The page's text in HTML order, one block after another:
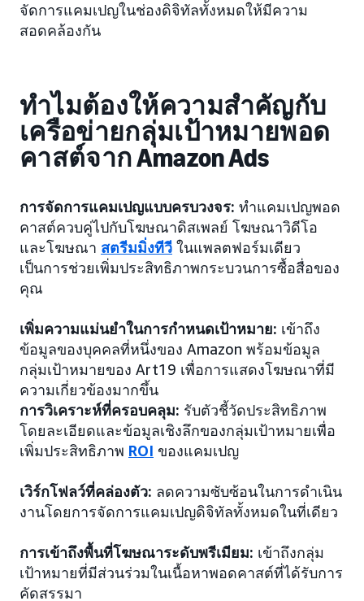
จัดการแคมเปญในช่องดิจิทัลทั้งหมดให้มีความ
สอดคล้องกัน
ทำไมต้องให้ความสำคัญกับ
เครือข่ายกลุ่มเป้าหมายพอด
คาสต์จาก Amazon Ads
การจัดการแคมเปญแบบครบวงจร: ทำแคมเปญพอด
คาสต์ควบคู่ไปกับโฆษณาดิสเพลย์ โฆษณาวิดีโอ
และโฆษณา สตรีมมิ่งทีวี ในแพลตฟอร์มเดียว
เป็นการช่วยเพิ่มประสิทธิภาพกระบวนการซื้อสื่อของ
คุณ
เพิ่มความแม่นยำในการกำหนดเป้าหมาย: เข้าถึง
ข้อมูลของบุคคลที่หนึ่งของ Amazon พร้อมข้อมูล
กลุ่มเป้าหมายของ Art19 เพื่อการแสดงโฆษณาที่มี
ความเกี่ยวข้องมากขึ้น
การวิเคราะห์ที่ครอบคลุม: รับตัวชี้วัดประสิทธิภาพ
โดยละเอียดและข้อมูลเชิงลึกของกลุ่มเป้าหมายเพื่อ
เพิ่มประสิทธิภาพ ROI ของแคมเปญ
เวิร์กโฟลว์ที่คล่องตัว: ลดความซับซ้อนในการดำเนิน
งานโดยการจัดการแคมเปญดิจิทัลทั้งหมดในที่เดียว
การเข้าถึงพื้นที่โฆษณาระดับพรีเมียม: เข้าถึงกลุ่ม
เป้าหมายที่มีส่วนร่วมในเนื้อหาพอดคาสต์ที่ได้รับการ
คัดสรรมา